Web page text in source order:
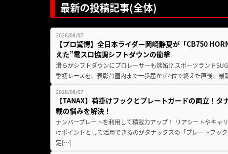
最新の投稿記事(全体)
2026/08/07
【プロ驚愕】全日本ライダー岡崎静夏が「CB750
えた”電スロ協調シフトダウンの衝撃
滑らかシフトダウンにプロレーサーも嫉妬!? スポーツランド
季初レースを、表彰台圏内まで一歩届かず4位で終えた直後、
2026/08/07
【TANAX】荷掛けフックとプレートガードの両立！
載の悩みを解決！
ナンバープレートを利用して積載力アップ！ リアシートやキャ
けポイントとして活用できるのがタナックスの「プレートフッ
定[…]